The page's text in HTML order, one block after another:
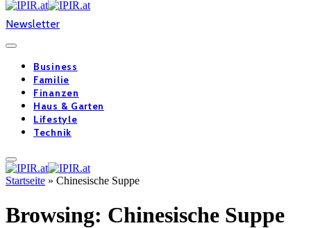
Newsletter
Business
Familie
Finanzen
Haus & Garten
Lifestyle
Technik
Startseite » Chinesische Suppe
Browsing: Chinesische Suppe